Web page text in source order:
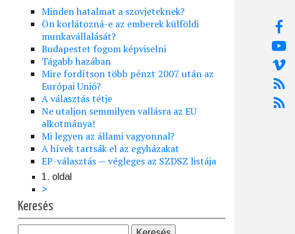
Minden hatalmat a szovjeteknek?
Ön korlátozná-e az emberek külföldi
munkavállalását?
Budapestet fogom képviselni
Tágabb hazában
Mire fordítson több pénzt 2007 után az
Európai Unió?
A választás tétje
Ne utaljon semmilyen vallásra az EU
alkotmánya!
Mi legyen az állami vagyonnal?
A hívek tartsák el az egyházakat
EP-választás — végleges az SZDSZ listája
Oldalszámozás
1. oldal
Következő
oldal
>
Keresés